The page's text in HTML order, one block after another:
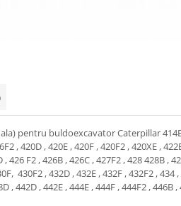
pentru buldoexcavator Caterpillar
, 420D , 420E , 420F , 420F2 , 420XE ,
426 F2 , 426B , 426C , 427F2 , 428 428B ,
430F2 , 432D , 432E , 432F , 432F2 , 434
, 442D , 442E , 444E , 444F , 444F2 , 446B